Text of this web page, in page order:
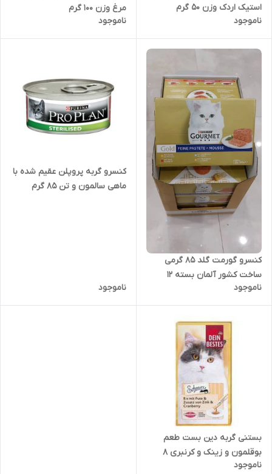
استیک اردک وزن ۵۰ گرم
ناموجود
مرغ وزن 100 گرم
ناموجود
کنسرو گورمت گلد 85 گرمی
ساخت کشور آلمان بسته 12
عددی از هر طعم 3 عدد
ناموجود
کنسرو گربه پروپلن عقیم شده با
ماهی سالمون و تن 85 گرم
ناموجود
بستنی گربه دین بست طعم
بوقلمون و زینک و کرنبری ۸
عددی
ناموجود